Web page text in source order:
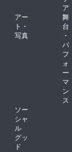
ア
アー
ト・
写真
舞
台
・
パ
フ
ォ
ー
マ
ン
ス
ソー
シャ
ル
グッ
ド